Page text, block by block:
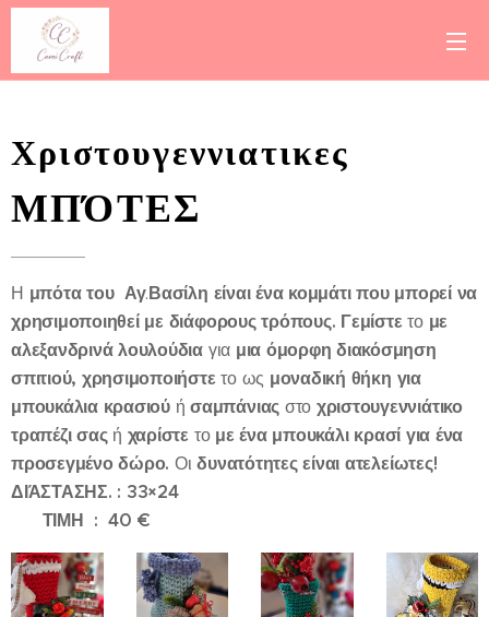
Χριστουγεννιατικες
ΜΠΌΤΕΣ
Η μπότα του Αγ.Βασίλη είναι ένα κομμάτι που μπορεί να
χρησιμοποιηθεί με διάφορους τρόπους. Γεμίστε το με
αλεξανδρινά λουλούδιαγια μια όμορφη διακόσμηση
σπιτιού, χρησιμοποιήστε το ως μοναδική θήκη για
μπουκάλια κρασιούήσαμπάνιας στο χριστουγεννιάτικο
τραπέζι σαςή χαρίστε το με ένα μπουκάλι κρασί για ένα
προσεγμένο δώρο. Οιδυνατότητες είναι ατελείωτες!
ΔΙΆΣΤΑΣΗΣ. : 33×24
ΤΙΜΗ : 40 €